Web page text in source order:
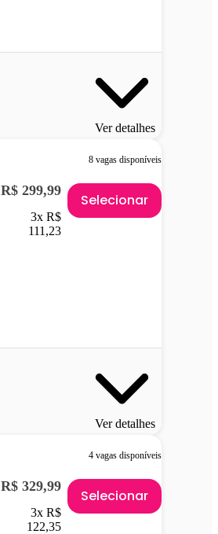
Ver detalhes
8 vagas disponíveis
R$ 299,99
3x R$
111,23
Selecionar
Ver detalhes
4 vagas disponíveis
R$ 329,99
3x R$
122,35
Selecionar